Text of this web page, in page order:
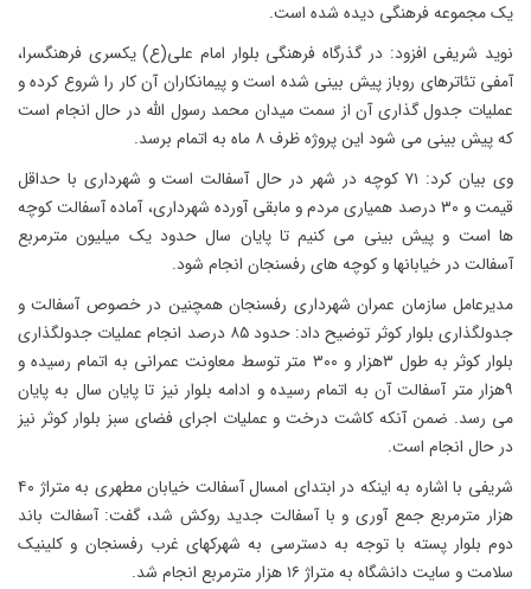
یک مجموعه فرهنگی دیده شده است.
نوید شریفی افزود: در گذرگاه فرهنگی بلوار امام علی(ع) یکسری فرهنگسرا،
آمفی تئاترهای روباز پیش بینی شده است و پیمانکاران آن کار را شروع کرده و
عملیات جدول گذاری آن از سمت میدان محمد رسول الله در حال انجام است
که پیش بینی می شود این پروژه ظرف ۸ ماه به اتمام برسد.
وی بیان کرد: ۷۱ کوچه در شهر در حال آسفالت است و شهرداری با حداقل
قیمت و ۳۰ درصد همیاری مردم و مابقی آورده شهرداری، آماده آسفالت کوچه
ها است و پیش بینی می کنیم تا پایان سال حدود یک میلیون مترمربع
آسفالت در خیابانها و کوچه های رفسنجان انجام شود.
مدیرعامل سازمان عمران شهرداری رفسنجان همچنین در خصوص آسفالت و
جدولگذاری بلوار کوثر توضیح داد: حدود ۸۵ درصد انجام عملیات جدولگذاری
بلوار کوثر به طول ۳هزار و ۳۰۰ متر توسط معاونت عمرانی به اتمام رسیده و
۹هزار متر آسفالت آن به اتمام رسیده و ادامه بلوار نیز تا پایان سال به پایان
می رسد. ضمن آنکه کاشت درخت و عملیات اجرای فضای سبز بلوار کوثر نیز
در حال انجام است.
شریفی با اشاره به اینکه در ابتدای امسال آسفالت خیابان مطهری به متراژ ۴۰
هزار مترمربع جمع آوری و با آسفالت جدید روکش شد، گفت: آسفالت باند
دوم بلوار پسته با توجه به دسترسی به شهرکهای غرب رفسنجان و کلینیک
سلامت و سایت دانشگاه به متراژ ۱۶ هزار مترمربع انجام شد.